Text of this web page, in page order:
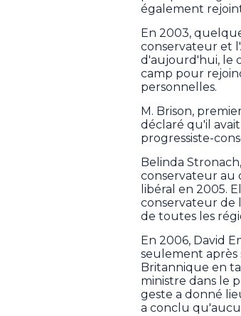
également
En 2003,
conservateur et
d'aujourd'hui, le
camp pour
personnelles.
M. Brison,
déclaré qu'il
progressiste-
Belinda
conservateur au
libéral en 2005.
conservateur de
de toutes les
En 2006, David
seulement après
Britannique en
ministre dans le
geste a donné
a conclu